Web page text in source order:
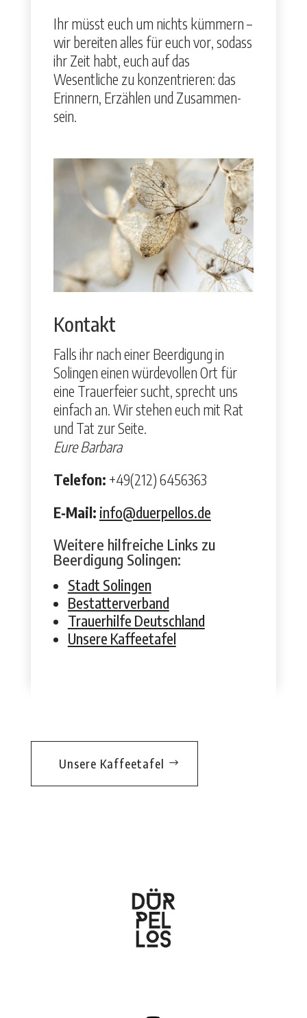
Ihr müsst euch um nichts küm­mern –
wir bere­it­en alles für euch vor, sodass
ihr Zeit habt, euch auf das
Wesentliche zu konzen­tri­eren: das
Erin­nern, Erzählen und Zusam­men­
sein.
Kontakt
Falls ihr nach ein­er Beerdi­gung in
Solin­gen einen würde­vollen Ort für
eine Trauer­feier sucht, sprecht uns
ein­fach an. Wir ste­hen euch mit Rat
und Tat zur Seite.
Eure Bar­bara
Tele­fon: +49(212) 6456363
E‑Mail: info@duerpellos.de
Weitere hilfreiche Links zu
Beerdigung Solingen:
Stadt Solin­gen
Bestat­ter­ver­band
Trauer­hil­fe Deutsch­land
Unsere Kaf­feetafel
Unsere Kaffeetafel